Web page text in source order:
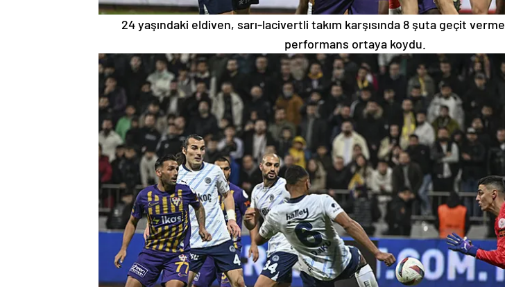
24 yaşındaki eldiven, sarı-lacivertli takım karşısında 8 şuta geçit
performans ortaya koydu.